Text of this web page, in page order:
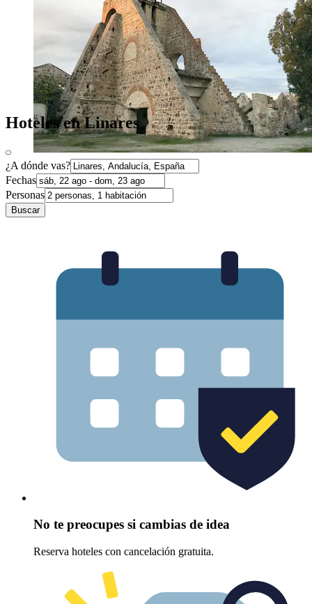
Hoteles en Linares
¿A dónde vas?
Fechas
Personas
Buscar
No te preocupes si cambias de idea
Reserva hoteles con cancelación gratuita.